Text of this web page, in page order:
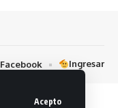
Acepto
Facebook Ingresar